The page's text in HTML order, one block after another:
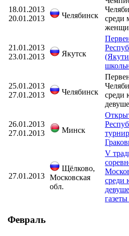
18.01.2013
20.01.2013
Челябинск
среди
21.01.2013
23.01.2013
Якутск
25.01.2013
27.01.2013
Челябинск
среди
26.01.2013
27.01.2013
Минск
27.01.2013
Щёлково,
Московская
обл.
V
среди
Февраль